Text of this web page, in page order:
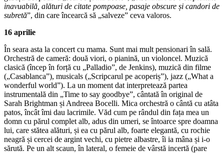
inavuabilă, alături de citate pompoase, pasaje obscure și candori de
subretă”, din care încearcă să „salveze” ceva valoros.
16 aprilie
În seara asta la concert cu mama. Sunt mai mult pensionari în sală.
Orchestră de cameră: două viori, o pianină, un violoncel. Muzică
clasică (încep în forță cu „Palladio”, de Jenkins), muzică din filme
(„Casablanca”), musicals („Scripcarul pe acoperiș”), jazz („What a
wonderful world”). La un moment dat interpretează partea
instrumentală din „Time to say goodbye”, cântată în original de
Sarah Brightman și Andreea Bocelli. Mica orchestră o cântă cu atâta
patos, încât îmi dau lacrimile. Văd cum pe rândul din fața mea un
domn cu părul complet alb, adus din umeri, se întoarce spre doamna
lui, care stătea alături, și ea cu părul alb, foarte elegantă, cu rochie
neagră și cercei de argint vechi, cu pietre albastre, îi ia mâna și i-o
sărută. Pe un alt scaun, în lateral, o femeie de vârstă incertă (pare